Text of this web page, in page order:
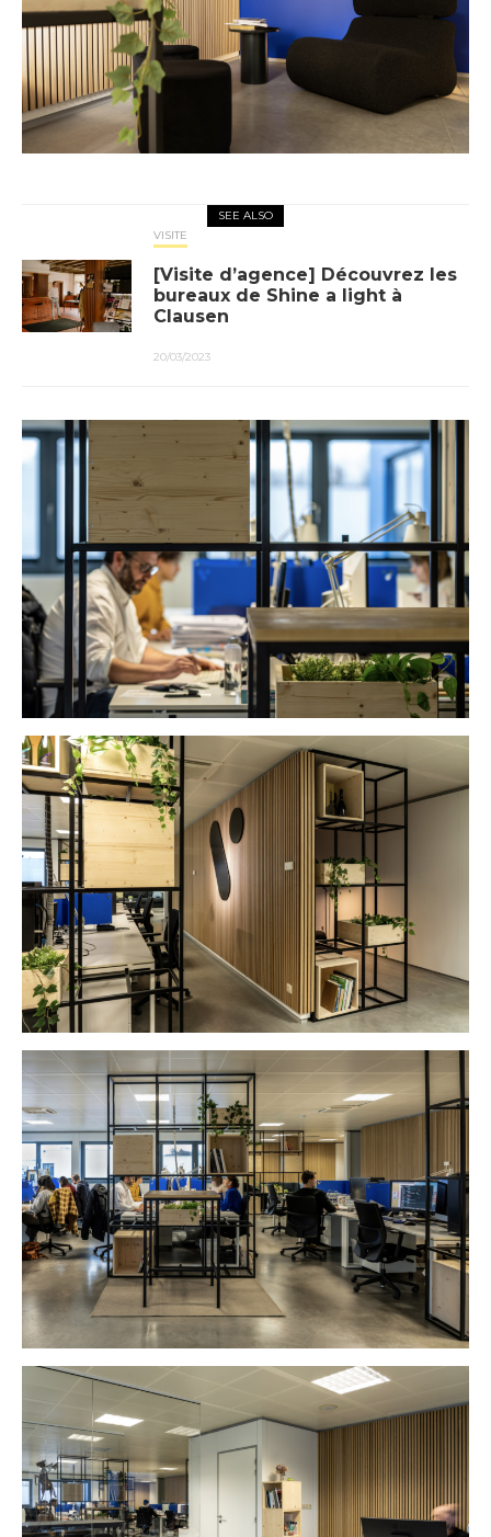
SEE ALSO
VISITE
[Visite d’agence] Découvrez les
bureaux de Shine a light à
Clausen
20/03/2023